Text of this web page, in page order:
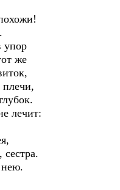
упор
же
лечит:
сестра.
нею.